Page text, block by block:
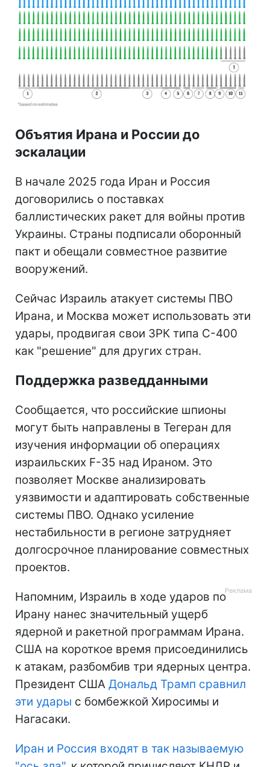
Объятия Ирана и России до
эскалации
В начале 2025 года Иран и Россия
договорились о поставках
баллистических ракет для войны против
Украины. Страны подписали оборонный
пакт и обещали совместное развитие
вооружений.
Сейчас Израиль атакует системы ПВО
Ирана, и Москва может использовать эти
удары, продвигая свои ЗРК типа С-400
как "решение" для других стран.
Поддержка разведданными
Сообщается, что российские шпионы
могут быть направлены в Тегеран для
изучения информации об операциях
израильских F-35 над Ираном. Это
позволяет Москве анализировать
уязвимости и адаптировать собственные
системы ПВО. Однако усиление
нестабильности в регионе затрудняет
долгосрочное планирование совместных
проектов.
Напомним, Израиль в ходе ударов по
Ирану нанес значительный ущерб
ядерной и ракетной программам Ирана.
США на короткое время присоединились
к атакам, разбомбив три ядерных центра.
Президент США Дональд Трамп сравнил
эти удары с бомбежкой Хиросимы и
Нагасаки.
Иран и Россия входят в так называемую